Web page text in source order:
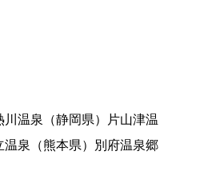
温泉（静岡県）片山津温
泉（熊本県）別府温泉郷